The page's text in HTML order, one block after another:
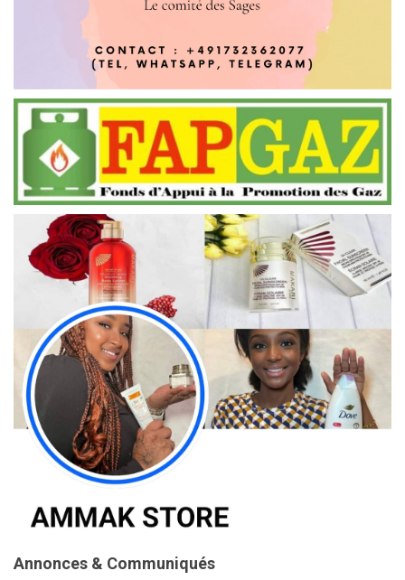
Annonces & Communiqués